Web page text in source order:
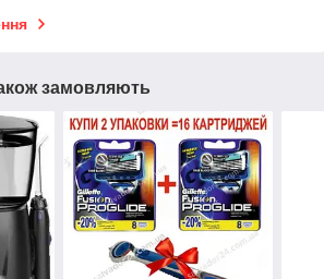
замовляють